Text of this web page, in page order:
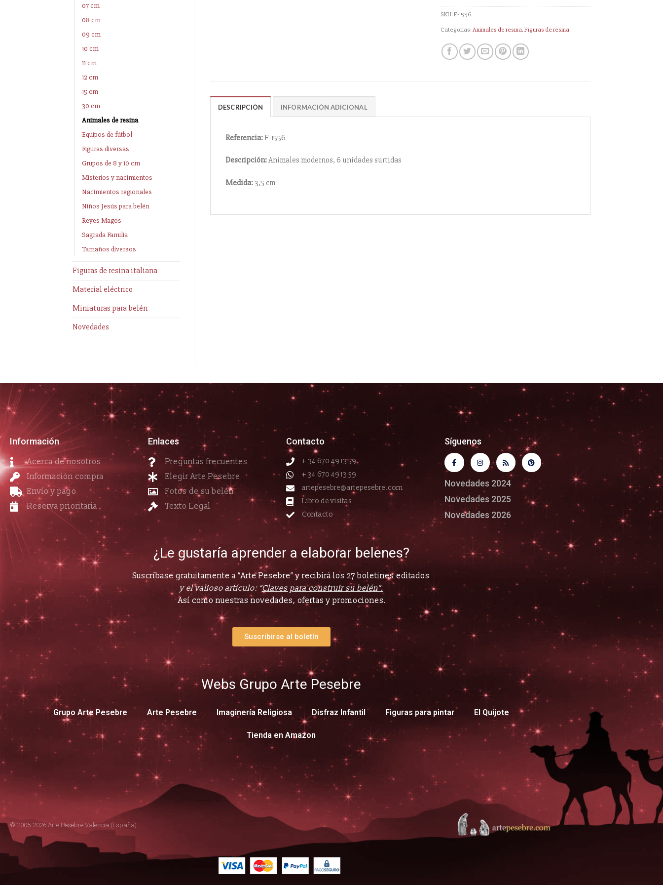
07 cm
08 cm
09 cm
10 cm
11 cm
12 cm
15 cm
30 cm
Animales de resina
Equipos de fútbol
Figuras diversas
Grupos de 8 y 10 cm
Misterios y nacimientos
Nacimientos regionales
Niños Jesús para belén
Reyes Magos
Sagrada Familia
Tamaños diversos
Figuras de resina italiana
Material eléctrico
Miniaturas para belén
Novedades
SKU:F-1556
Categorías:Animales de resina,Figuras de resina
DESCRIPCIÓN INFORMACIÓN ADICIONAL
Referencia:F-1556
Descripción:Animales modernos, 6 unidades surtidas
Medida:3,5 cm
Información
Acerca de nosotros
Información compra
Envío y pago
Reserva prioritaria
Enlaces
Preguntas frecuentes
Elegir Arte Pesebre
Fotos de su belén
Texto Legal
Contacto
+ 34 670 49 13 59
+ 34 670 49 13 59
artepesebre@artepesebre.com
Libro de visitas
Contacto
Síguenos
Novedades 2024
Novedades 2025
Novedades 2026
¿Le gustaría aprender a elaborar belenes?
Suscríbase gratuitamente a “Arte Pesebre” y recibirá los 27 boletines editados
y el valioso artículo: “Claves para construir su belén”.
Así como nuestras novedades, ofertas y promociones.
Suscribirse al boletín
Webs Grupo Arte Pesebre
Grupo Arte Pesebre Arte Pesebre Imaginería Religiosa Disfraz Infantil Figuras para pintar El Quijote
Tienda en Amazon
© 2005-2026 Arte Pesebre Valencia (España)